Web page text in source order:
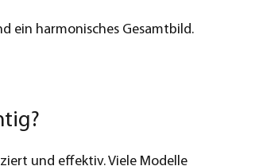
ein harmonisches Gesamtbild.
und effektiv. Viele Modelle